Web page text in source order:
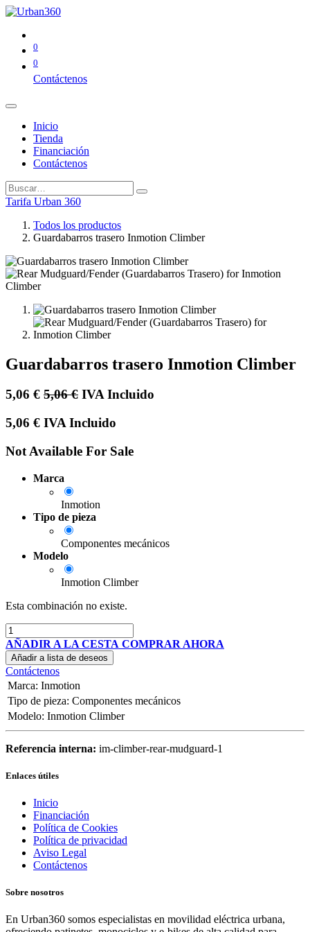
0
0
Contáctenos
Inicio
Tienda
Financiación
Contáctenos
Tarifa Urban 360
Todos los productos
Guardabarros trasero Inmotion Climber
Guardabarros trasero Inmotion Climber
5,06 € 5,06€ IVA Incluido
5,06 € IVA Incluido
Not Available For Sale
Marca
Inmotion
Tipo de pieza
Componentes mecánicos
Modelo
Inmotion Climber
Esta combinación no existe.
AÑADIR A LA CESTA COMPRAR AHORA
Añadir a lista de deseos
Contáctenos
Marca: Inmotion
Tipo de pieza: Componentes mecánicos
Modelo: Inmotion Climber
Referencia interna: im-climber-rear-mudguard-1
Enlaces útiles
Inicio
Financiación
Política de Cookies
Política de privacidad
Aviso Legal
Contáctenos
Sobre nosotros
En Urban360 somos especialistas en movilidad eléctrica urbana,